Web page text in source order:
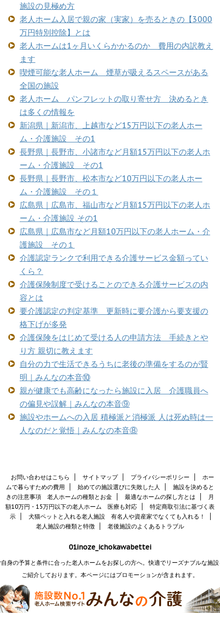
施設の見極め方
老人ホーム入居で親の家（実家）を売るときの【3000
万円特別控除】とは
老人ホームは1ヶ月いくらかかるのか 費用の内訳教え
ます
喫煙可能な老人ホーム 煙草が吸えるスペースがある
全国の施設
老人ホーム パンフレットの取り寄せ方 決めるとき
は多くの情報を
新潟県｜新潟市、上越市など15万円以下の老人ホー
ム・介護施設 その1
長野県｜長野市、小諸市など月額15万円以下の老人ホ
ーム・介護施設 その1
長野県｜長野市、松本市など10万円以下の老人ホー
ム・介護施設 その１
広島県｜広島市、福山市など月額15万円以下の老人ホ
ーム・介護施設 その1
広島県｜広島市など月額10万円以下の老人ホーム・介
護施設 その１
介護認定ランクで利用できる介護サービス金額ってい
くら？
介護保険制度で受けることのできる介護サービスの内
容とは
要介護認定の判定基準 更新時に要介護から要支援の
格下げが多発
介護保険をはじめて受ける人の申請方法 手続きとや
り方 親切に教えます
自分の力で生活できるうちに老後の準備をするのが賢
明｜みんなの本音⑩
親が健康でも高齢になったら施設に入居 介護職員へ
の偏見や誤解｜みんなの本音⑨
施設やホームへの入居 積極派と消極派 人は死ぬ時は一
人なのだと覚悟｜みんなの本音⑧
お問い合わせはこちら サイトマップ プライバシーポリシー
ホー
ムで暮らすための費用
始めての施設選びに失敗した人
施設を決めると
きの注意事項 老人ホームの種類とお金
最適なホームの探し方とは
月
額10万円・15万円以下の老人ホーム 医療も対応
特定商取引法に基づく表
示
犬猫ペットと入れる老人施設 有名人や資産家でなくても入れる！
老人施設の種類と特徴
老後施設のよくあるトラブル
01inoze_ichokawabettei
身の予算と条件に合った老人ホームをお探しの方へ。快適でリーズナブルな施
ご紹介しております。本ページにはプロモーションが含まれます。